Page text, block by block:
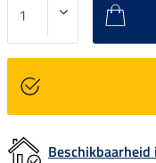
Beschikbaarheid